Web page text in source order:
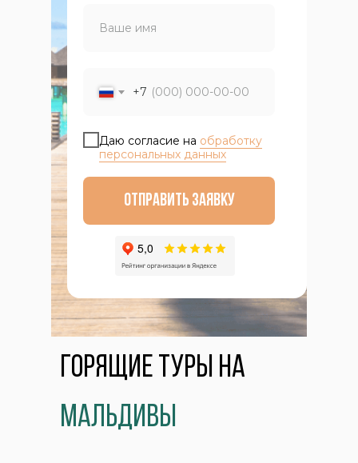
+7
Даю согласие на обработку
персональных данных
Отправить заявку
Горящие туры на
мальдивы